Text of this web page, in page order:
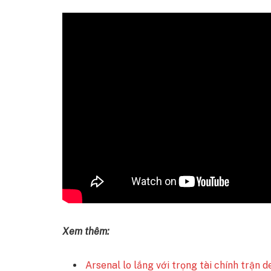
Xem thêm:
Arsenal lo lắng với trọng tài chính trận